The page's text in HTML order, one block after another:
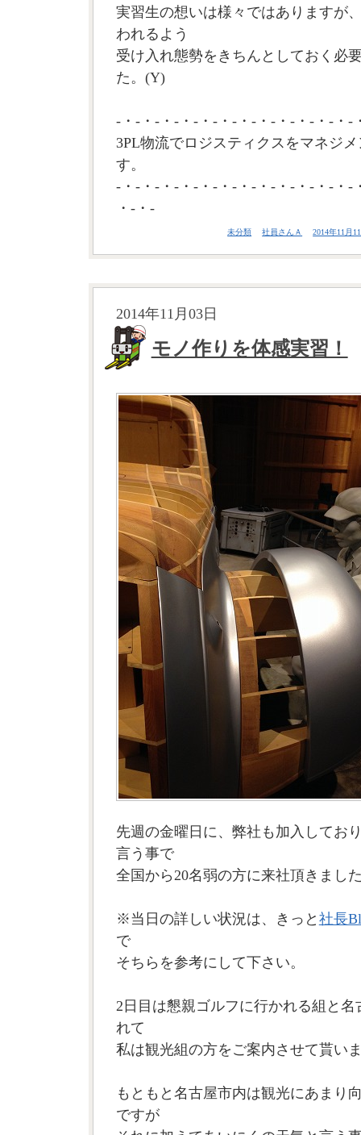
実習生の想いは様々ではありますが
われるよう
受け入れ態勢をきちんとしておく必
た。(Y)
-・-・-・-・-・-・-・-・-・-・-・-・-
3PL物流でロジスティクスをマネジ
す。
-・-・-・-・-・-・-・-・-・-・-・-・-
・-・-
未分類 社員さんＡ 2014年11月
2014年11月03日
モノ作りを体感実習！
先週の金曜日に、弊社も加入してお
言う事で
全国から20名弱の方に来社頂きまし
※当日の詳しい状況は、きっと 社長
で
そちらを参考にして下さい。
2日目は懇親ゴルフに行かれる組と
れて
私は観光組の方をご案内させて貰い
もともと名古屋市内は観光にあまり
ですが